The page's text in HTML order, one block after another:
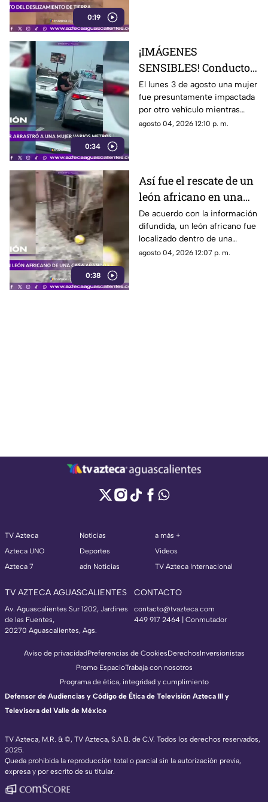
0:19
derrumbes
0:34
¡IMÁGENES
SENSIBLES! Conductor
arrastró a una mujer
varios metros tras
accidente en Monterrey
El lunes 3 de agosto una mujer
fue presuntamente impactada
por otro vehículo mientras
circulaba sobre el paso elevado
agosto 04, 2026 12:10 p. m.
0:38
Así fue el rescate de un
león africano en una
casa abandonada en
Tamaulipas
De acuerdo con la información
difundida, un león africano fue
localizado dentro de una
vivienda abandonada en
agosto 04, 2026 12:07 p. m.
TV Azteca
Azteca UNO
Azteca 7
Noticias
Deportes
adn Noticias
a más +
Videos
TV Azteca Internacional
TV AZTECA AGUASCALIENTES
Av. Aguascalientes Sur 1202, Jardines
de las Fuentes,
20270 Aguascalientes, Ags.
CONTACTO
contacto@tvazteca.com
449 917 2464 | Conmutador
TV Azteca, M.R. & ©, TV Azteca, S.A.B. de C.V. Todos los derechos reservados,
2025.
Queda prohibida la reproducción total o parcial sin la autorización previa,
expresa y por escrito de su titular.
Aviso de privacidadPreferencias de CookiesDerechosInversionistas
Promo EspacioTrabaja con nosotros
Programa de ética, integridad y cumplimiento
Defensor de Audiencias y Código de Ética de Televisión Azteca III y
Televisora del Valle de México